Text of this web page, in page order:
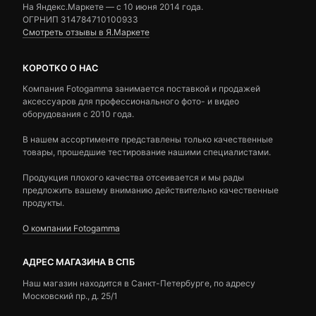
На Яндекс.Маркете — c 10 июня 2014 года.
ОГРНИП 314784710100933
Смотреть отзывы в Я.Маркете
КОРОТКО О НАС
Компания Fotogamma занимается поставкой и продажей
аксессуаров для профессионального фото- и видео
оборудования с 2010 года.
В нашем ассортименте представлены только качественные
товары, прошедшие тестирование нашими специалистами.
Продукция плохого качества отсеивается и мы рады
предложить вашему вниманию действительно качественные
продукты.
О компании Fotogamma
АДРЕС МАГАЗИНА В СПБ
Наш магазин находится в Санкт-Петербурге, по адресу
Московский пр., д. 25/1